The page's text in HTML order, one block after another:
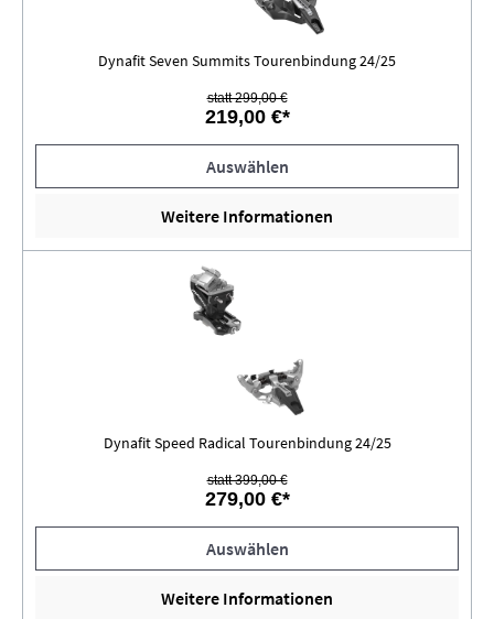
Dynafit Seven Summits Tourenbindung 24/25
statt 299,00 €
219,00 €*
Auswählen
Weitere Informationen
Dynafit Speed Radical Tourenbindung 24/25
statt 399,00 €
279,00 €*
Auswählen
Weitere Informationen